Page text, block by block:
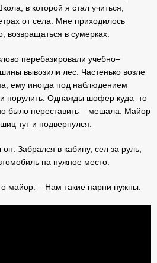
в которой я стал учиться,
от села. Мне приходилось
возвращаться в сумерках.
перебазировали учебно–
вывозили лес. Частенько возле
ему иногда под наблюдением
порулить. Однажды шофер куда–то
было переставить – мешала. Майор
тут и подвернулся.
Забрался в кабину, сел за руль,
на нужное место.
майор. – Нам такие парни нужны.